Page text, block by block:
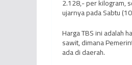
2.128,- per kilogram,
ujarnya pada Sabtu
Harga TBS ini adalah
sawit, dimana
ada di daerah.